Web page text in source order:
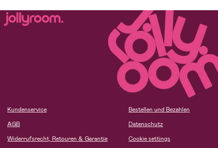
Kundenservice
AGB
Widerrufsrecht, Retouren & Garantie
Bestellen und Bezahlen
Datenschutz
Cookie settings